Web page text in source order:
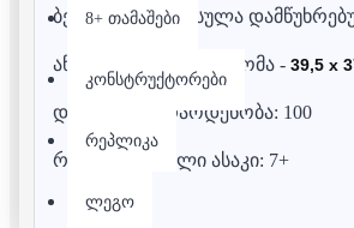
8+ თამაშები
კონსტრუქტორები
რეპლიკა
ლეგო
ბევრი კლუბი წასულა
აწყობილი ფაზლის ზომა - 39,5 x
დეტალების რაოდენობა: 100
რეკომენდებული ასაკი: 7+